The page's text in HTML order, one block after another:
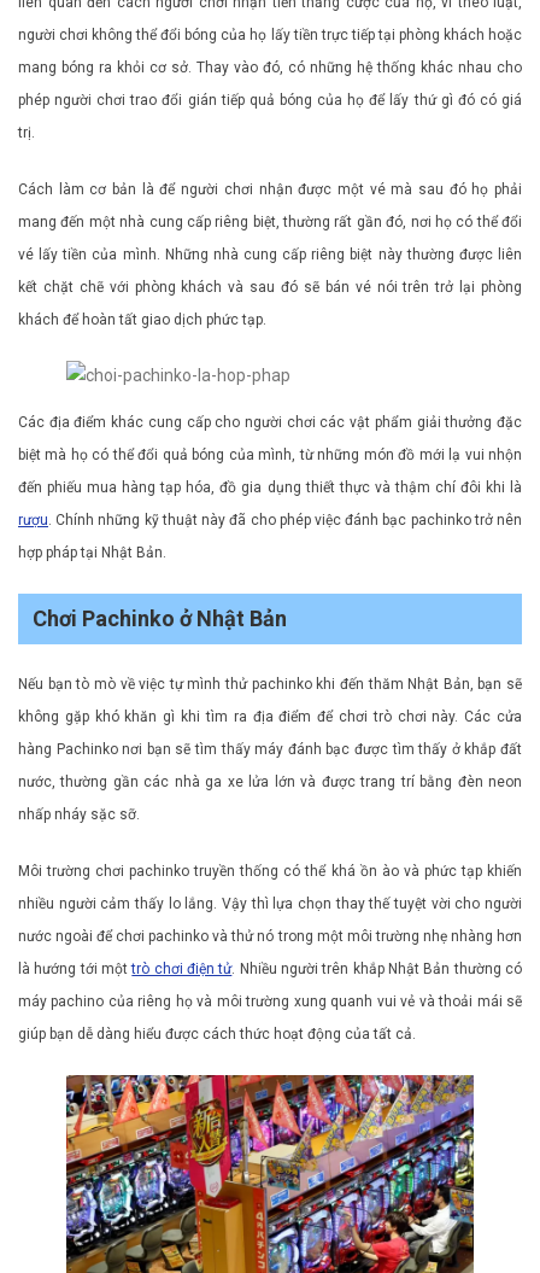
người chơi không thể đổi bóng của họ lấy tiền trực tiếp tại phòng khách hoặc
mang bóng ra khỏi cơ sở. Thay vào đó, có những hệ thống khác nhau cho
phép người chơi trao đổi gián tiếp quả bóng của họ để lấy thứ gì đó có giá
trị.
Cách làm cơ bản là để người chơi nhận được một vé mà sau đó họ phải
mang đến một nhà cung cấp riêng biệt, thường rất gần đó, nơi họ có thể đổi
vé lấy tiền của mình. Những nhà cung cấp riêng biệt này thường được liên
kết chặt chẽ với phòng khách và sau đó sẽ bán vé nói trên trở lại phòng
khách để hoàn tất giao dịch phức tạp.
Các địa điểm khác cung cấp cho người chơi các vật phẩm giải thưởng đặc
biệt mà họ có thể đổi quả bóng của mình, từ những món đồ mới lạ vui nhộn
đến phiếu mua hàng tạp hóa, đồ gia dụng thiết thực và thậm chí đôi khi là
rượu. Chính những kỹ thuật này đã cho phép việc đánh bạc pachinko trở nên
hợp pháp tại Nhật Bản.
Chơi Pachinko ở Nhật Bản
Nếu bạn tò mò về việc tự mình thử pachinko khi đến thăm Nhật Bản, bạn sẽ
không gặp khó khăn gì khi tìm ra địa điểm để chơi trò chơi này. Các cửa
hàng Pachinko nơi bạn sẽ tìm thấy máy đánh bạc được tìm thấy ở khắp đất
nước, thường gần các nhà ga xe lửa lớn và được trang trí bằng đèn neon
nhấp nháy sặc sỡ.
Môi trường chơi pachinko truyền thống có thể khá ồn ào và phức tạp khiến
nhiều người cảm thấy lo lắng. Vậy thì lựa chọn thay thế tuyệt vời cho người
nước ngoài để chơi pachinko và thử nó trong một môi trường nhẹ nhàng hơn
là hướng tới mộttrò chơi điện tử. Nhiều người trên khắp Nhật Bản thường có
máy pachino của riêng họ và môi trường xung quanh vui vẻ và thoải mái sẽ
giúp bạn dễ dàng hiểu được cách thức hoạt động của tất cả.